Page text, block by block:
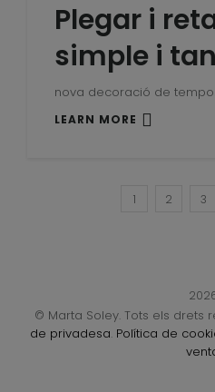
Plegar i
simple i
nova decoració de
LEARN MORE
1 2 3
© Marta Soley. Tots els drets
de privadesa. Política de